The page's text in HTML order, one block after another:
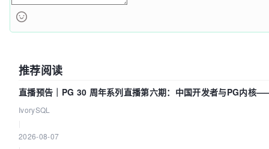
推荐阅读
直播预告｜PG 30 周年系列直播第六期：中国开发者与PG内核
我们贡献了什么？
IvorySQL
2026-08-07